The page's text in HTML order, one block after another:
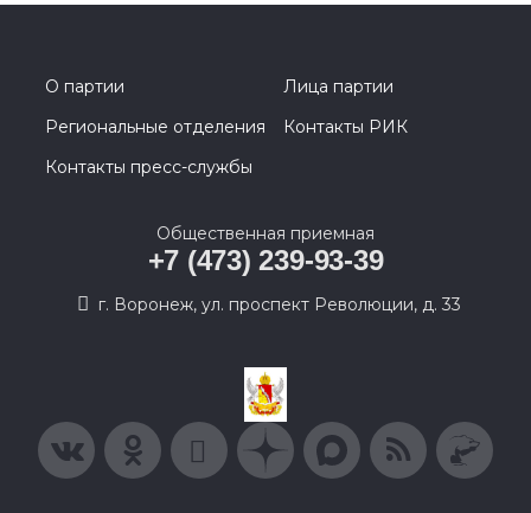
О партии
Лица партии
Региональные отделения
Контакты РИК
Контакты пресс-службы
Общественная приемная
+7 (473) 239-93-39
г. Воронеж, ул. проспект Революции, д. 33